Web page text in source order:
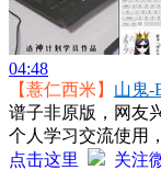
04:48
【薏仁西米】 山鬼-
谱子非原版，网友
个人学习交流使用
点击这里
关注